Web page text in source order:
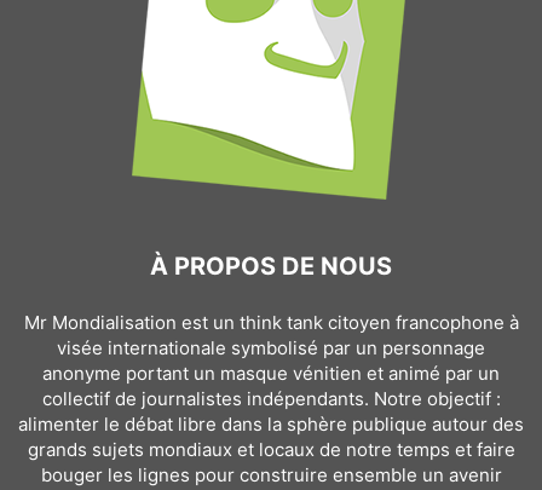
À PROPOS DE NOUS
Mr Mondialisation est un think tank citoyen francophone à
visée internationale symbolisé par un personnage
anonyme portant un masque vénitien et animé par un
collectif de journalistes indépendants. Notre objectif :
alimenter le débat libre dans la sphère publique autour des
grands sujets mondiaux et locaux de notre temps et faire
bouger les lignes pour construire ensemble un avenir